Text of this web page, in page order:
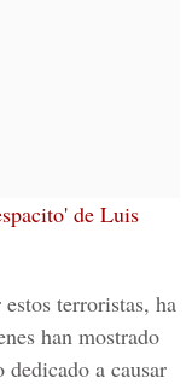
de Luis
terroristas, ha
han mostrado
a causar